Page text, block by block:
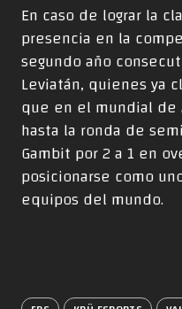
En caso de lograr la
presencia en la
segundo año
Leviatán, quienes ya
que en el mundial de
hasta la ronda de
Gambit por 2 a 1 en
posicionarse como
equipos del mundo.